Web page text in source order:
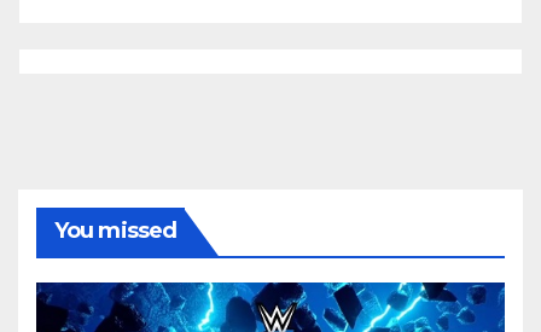
You missed